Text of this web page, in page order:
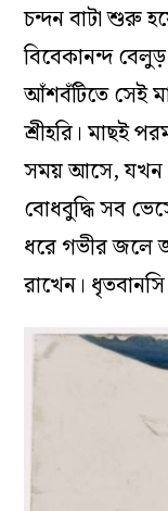
চন্দন বাটা শুরু
বিবেকানন্দ
আঁশবঁটিতে সেই
শ্রীহরি। মাছই
সময় আসে, যখন
বোধবুদ্ধি সব
ধরে গভীর জলে
রাখেন।